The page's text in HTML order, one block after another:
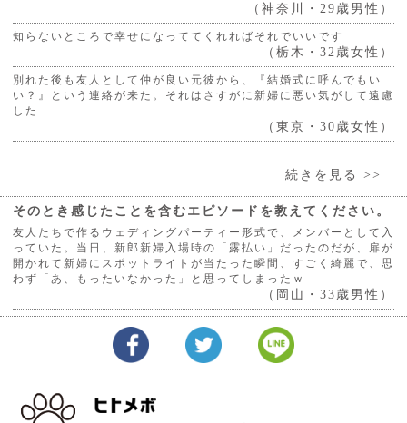
（神奈川・29歳男性）
知らないところで幸せになっててくれればそれでいいです
（栃木・32歳女性）
別れた後も友人として仲が良い元彼から、『結婚式に呼んでもい
い？』という連絡が来た。それはさすがに新婦に悪い気がして遠慮
した
（東京・30歳女性）
続きを見る >>
そのとき感じたことを含むエピソードを教えてください。
友人たちで作るウェディングパーティー形式で、メンバーとして入
っていた。当日、新郎新婦入場時の「露払い」だったのだが、扉が
開かれて新婦にスポットライトが当たった瞬間、すごく綺麗で、思
わず「あ、もったいなかった」と思ってしまったｗ
（岡山・33歳男性）